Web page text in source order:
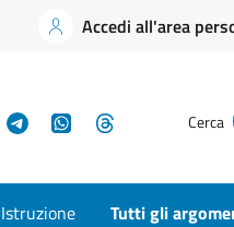
Accedi all'area
LinkedInTelegramWhatsApp Cerca
Istruzione Tutti gli